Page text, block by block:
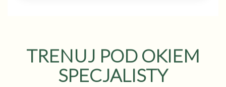
TRENUJ POD OKIEM
SPECJALISTY